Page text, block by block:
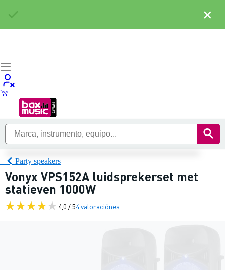
Party speakers
Vonyx VPS152A luidsprekerset met
statieven 1000W
4,0 / 54 valoraciónes
×